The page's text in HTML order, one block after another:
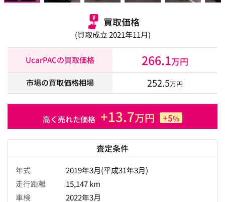
買取価格
(買取成立 2021年11月)
UcarPACの買取価格 266.1万円
市場の買取価格相場 252.5万円
高く売れた価格 +13.7万円 +5%
査定条件
年式
2019年3月(平成31年3月)
走行距離
15,147 km
車検
2022年3月